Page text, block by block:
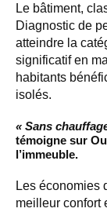
Le bâtiment,
Diagnostic de
atteindre la
significatif en
habitants
isolés.
« Sans
témoigne sur
l’immeuble.
Les économies
meilleur confort